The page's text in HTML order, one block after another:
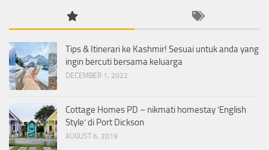
Tips & Itinerari ke Kashmir! Sesuai untuk anda yang
ingin bercuti bersama keluarga
DECEMBER 1, 2022
Cottage Homes PD – nikmati homestay ‘English
Style’ di Port Dickson
AUGUST 6, 2019